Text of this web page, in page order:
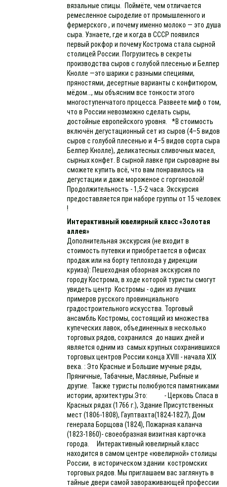
вязальные спицы. Поймёте, чем отличается
ремесленное сыроделие от промышленного и
фермерского , и почему именно молоко — это душа
сыра. Узнаете, где и когда в СССР появился
первый рокфор и почему Кострома стала сырной
столицей России. Погрузитесь в секреты
производства сыров с голубой плесенью и Белпер
Кнолле —это шарики с разными специями,
пряностями, десертные варианты с конфитюром,
мёдом…, мы объясним все тонкости этого
многоступенчатого процесса. Развеете миф о том,
что в России невозможно сделать сыры,
достойные европейского уровня. *В стоимость
включён дегустационный сет из сыров (4–5 видов
сыров с голубой плесенью и 4–5 видов сорта сыра
Белпер Кнолле), деликатесных сливочных масел,
сырных конфет. В сырной лавке при сыроварне вы
сможете купить всё, что вам понравилось на
дегустации и даже мороженое с горгонзолой!
Продолжительность - 1,5-2 часа. Экскурсия
предоставляется при наборе группы от 15 человек
!
Интерактивный ювелирный класс «Золотая
аллея»
Дополнительная экскурсия (не входит в
стоимость путевки и приобретается в офисах
продаж или на борту теплохода у дирекции
круиза): Пешеходная обзорная экскурсия по
городу Кострома, в ходе которой туристы смогут
увидеть центр Костромы - один из лучших
примеров русского провинциального
градостроительного искусства. Торговый
ансамбль Костромы, состоящий из множества
купеческих лавок, объединенных в несколько
торговых рядов, сохранился до наших дней и
является одним из самых крупных сохранившихся
торговых центров России конца XVIII - начала XIX
века. : Это Красные и Большие мучные ряды,
Пряничные, Табачные, Масляные, Рыбные и
другие. Также туристы полюбуются памятниками
истории, архитектуры.Это: - Церковь Спаса в
Красных рядах (1766 г.), Здание Присутственных
мест (1806-1808), Гауптвахта(1824-1827), Дом
генерала Борщова (1824), Пожарная каланча
(1823-1860)- своеобразная визитная карточка
города. Интерактивный ювелирный класс
находится в самом центре «ювелирной» столицы
России, в историческом здании костромских
торговых рядов. Мы приглашаем вас заглянуть в
тайные двери самой завораживающей профессии